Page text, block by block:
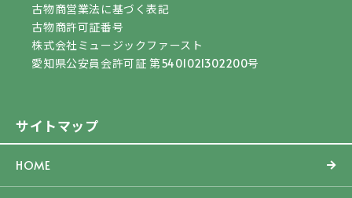
サイトマップ
HOME
古物商営業法に基づく表記
古物商許可証番号
株式会社ミュージックファースト
愛知県公安員会許可証 第5401021302200号